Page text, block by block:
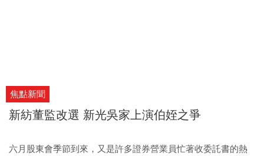
焦點新聞
新紡董監改選 新光吳家上演伯姪之爭
六月股東會季節到來，又是許多證券營業員忙著收委託書的熱